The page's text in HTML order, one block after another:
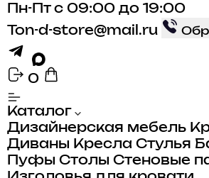
Пн-Пт с 09:00 до 19:00
Ton-d-store@mail.ru
0
Каталог
Дизайнерская мебель
Диваны Кресла Стулья
Пуфы Столы Стеновые